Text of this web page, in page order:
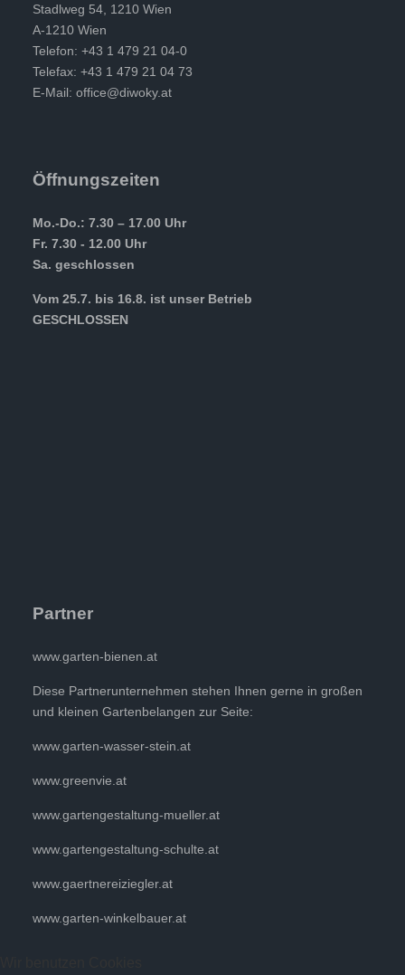
Stadlweg 54, 1210 Wien
A-1210 Wien
Telefon: +43 1 479 21 04-0
Telefax: +43 1 479 21 04 73
E-Mail: office@diwoky.at
Öffnungszeiten
Mo.-Do.: 7.30 – 17.00 Uhr
Fr. 7.30 - 12.00 Uhr
Sa. geschlossen
Vom 25.7. bis 16.8. ist unser Betrieb
GESCHLOSSEN
Partner
www.garten-bienen.at
Diese Partnerunternehmen stehen Ihnen gerne in großen
und kleinen Gartenbelangen zur Seite:
www.garten-wasser-stein.at
www.greenvie.at
www.gartengestaltung-mueller.at
www.gartengestaltung-schulte.at
www.gaertnereiziegler.at
www.garten-winkelbauer.at